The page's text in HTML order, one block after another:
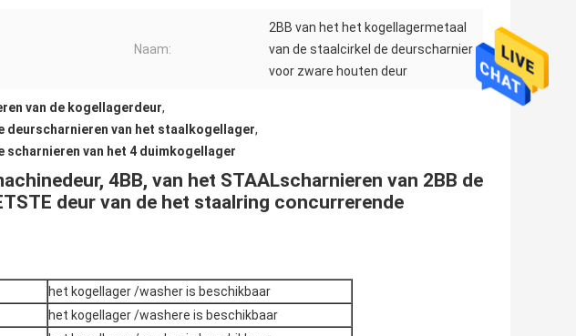
Naam:
2BB van het het kogellagermetaal
van de staalcirkel de deurscharnier
voor zware houten deur
van de kogellagerdeur,
deurscharnieren van het staalkogellager,
scharnieren van het 4 duimkogellager
4BB, van het STAALscharnieren van 2BB de
deur van de het staalring concurrerende
het kogellager /washer is beschikbaar
het kogellager /washere is beschikbaar